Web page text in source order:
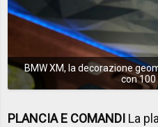
BMW XM, la decorazione
con 100
PLANCIA E COMANDI La